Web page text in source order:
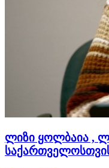
ლიზი ყოლბაია ,
საქართველოსთვის